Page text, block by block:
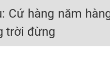
giỏi, nổi tiếng
toàn bộ khoá học tại
Từ 11-13/09/2024
(13/11-15/11)
Cứ hàng năm
trời đừng